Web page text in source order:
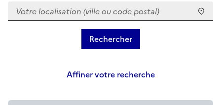
Votre localisation (ville ou code postal)
Affiner votre recherche